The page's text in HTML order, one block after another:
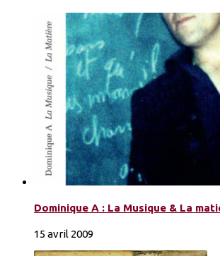
Dominique A : La Musique & La
15 avril 2009